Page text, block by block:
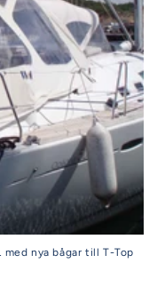
nya bågar till T-Top